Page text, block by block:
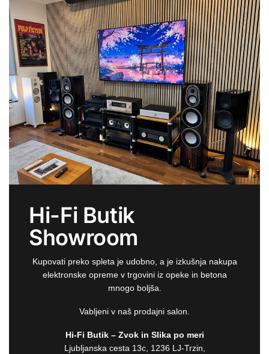
Hi-Fi Butik
Showroom
Kupovati preko spleta je udobno, a je izkušnja nakupa
elektronske opreme v trgovini iz opeke in betona
mnogo boljša.
Vabljeni v naš prodajni salon.
Hi-Fi Butik – Zvok in Slika po meri
Ljubljanska cesta 13c, 1236 LJ-Trzin,